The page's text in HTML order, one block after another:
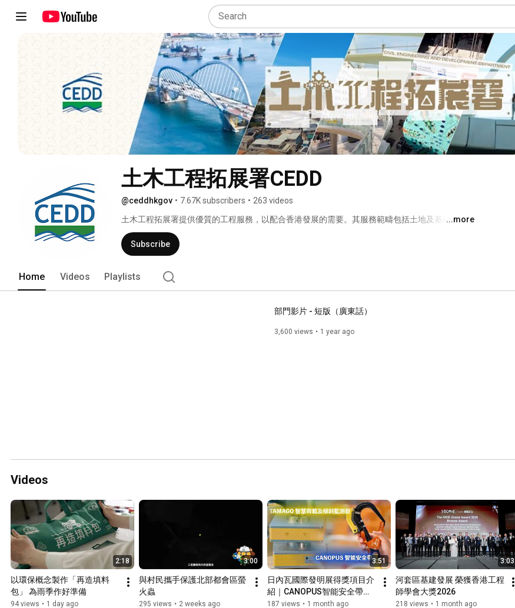
土木工程拓展署CEDD
@ceddhkgov • 7.67K subscribers • 263 videos
土木工程拓展署提供優質的工程服務，以配合香港發展的需要。其服務範疇包括土地及基礎建
設、港口及海事工程服務、岩土工程服務與環境及可持續發展服務。
...more
Subscribe
Home Videos Playlists
部門影片 - 短版（廣東話）
3,600 views 1 year ago
Videos
2:18
以環保概念製作「再造填料
包」 為雨季作好準備
94 views • 1 day ago
3:00
與村民攜手保護北部都會區螢
火蟲
295 views • 2 weeks ago
3:51
日內瓦國際發明展得獎項目介
紹｜CANOPUS智能安全帶及
TAMAGO安全智慧荷載及傾斜
187 views • 1 month ago
3:03
河套區基建發展 榮獲香港工程
師學會大獎2026
218 views • 1 month ago